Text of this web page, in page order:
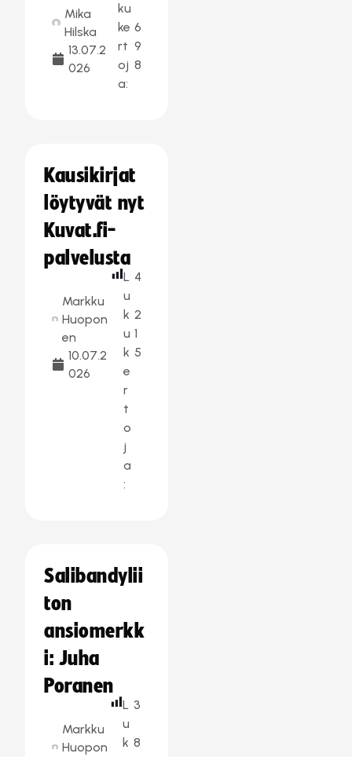
Mika
Hilska
13.07.2
026
ku
ke
rt
oj
a:
6
9
8
Kausikirjat
löytyvät nyt
Kuvat.fi-
palvelusta
Markku
Huopon
en
10.07.2
026
L
u
k
u
k
e
r
t
o
j
a
:
4
2
1
5
Salibandylii
ton
ansiomerkk
i: Juha
Poranen
Markku
Huopon
L
u
k
3
8